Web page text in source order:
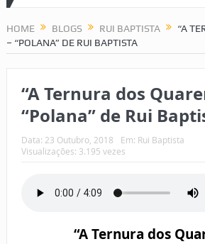
HOME BLOGS RUI BAPTISTA
“A
– “POLANA” DE RUI BAPTISTA
“A Ternura dos
“Polana” de Rui
Data: 23 Outubro, 2018 Em: Rui Baptista
Visualizações: 3.195 vezes
“A Ternura dos